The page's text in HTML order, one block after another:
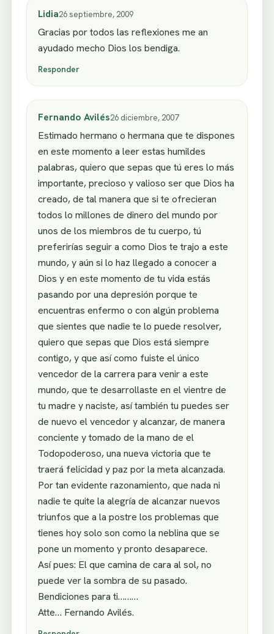
Lidia26 septiembre, 2009
Gracias por todos las reflexiones me an
ayudado mecho Dios los bendiga.
Responder
Fernando Avilés26 diciembre, 2007
Estimado hermano o hermana que te dispones
en este momento a leer estas humildes
palabras, quiero que sepas que tú eres lo más
importante, precioso y valioso ser que Dios ha
creado, de tal manera que si te ofrecieran
todos lo millones de dinero del mundo por
unos de los miembros de tu cuerpo, tú
preferirías seguir a como Dios te trajo a este
mundo, y aún si lo haz llegado a conocer a
Dios y en este momento de tu vida estás
pasando por una depresión porque te
encuentras enfermo o con algún problema
que sientes que nadie te lo puede resolver,
quiero que sepas que Dios está siempre
contigo, y que así como fuiste el único
vencedor de la carrera para venir a este
mundo, que te desarrollaste en el vientre de
tu madre y naciste, así también tu puedes ser
de nuevo el vencedor y alcanzar, de manera
conciente y tomado de la mano de el
Todopoderoso, una nueva victoria que te
traerá felicidad y paz por la meta alcanzada.
Por tan evidente razonamiento, que nada ni
nadie te quite la alegría de alcanzar nuevos
triunfos que a la postre los problemas que
tienes hoy solo son como la neblina que se
pone un momento y pronto desaparece.
Así pues: El que camina de cara al sol, no
puede ver la sombra de su pasado.
Bendiciones para ti………
Atte… Fernando Avilés.